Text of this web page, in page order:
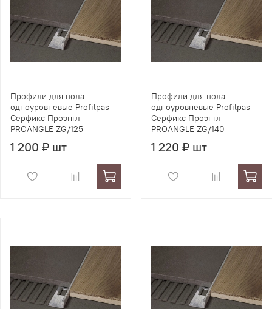
Профили для пола
одноуровневые Profilpas
Серфикс Проэнгл
PROANGLE ZG/125
1 200 ₽ шт
Профили для пола
одноуровневые Profilpas
Серфикс Проэнгл
PROANGLE ZG/140
1 220 ₽ шт